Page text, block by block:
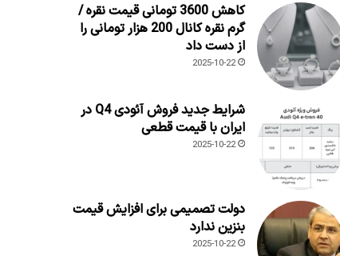
کاهش 3600 تومانی قیمت نقره /
گرم نقره کانال 200 هزار تومانی را
از دست داد
2025-10-22
شرایط جدید فروش آئودی Q4 در
ایران با قیمت قطعی
2025-10-22
دولت تصمیمی برای افزایش قیمت
بنزین ندارد
2025-10-22